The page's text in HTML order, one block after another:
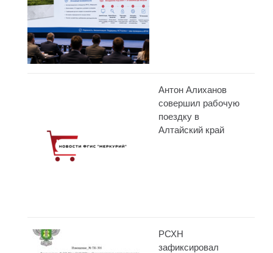
Антон Алиханов
совершил рабочую
поездку в
Алтайский край
РСХН
зафиксировал